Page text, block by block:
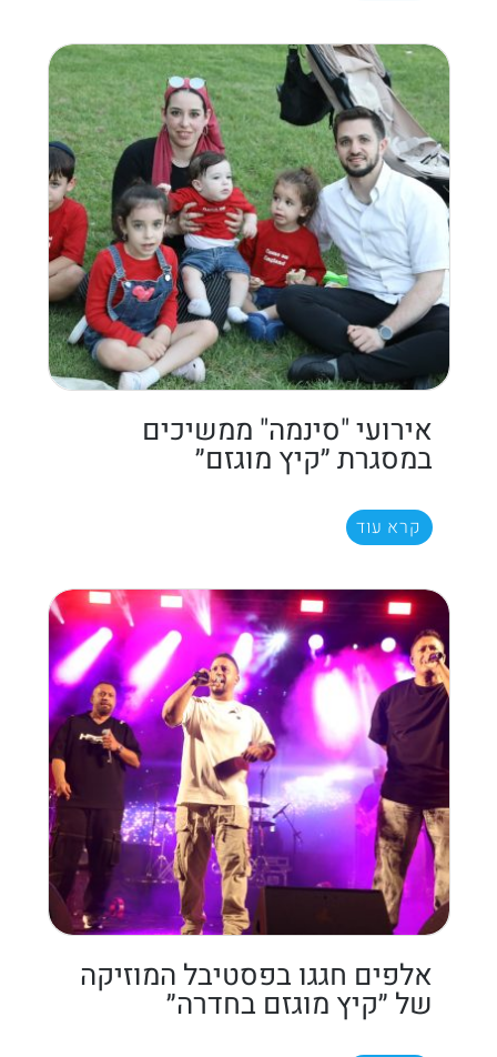
אירועי "סינמה" ממשיכים
במסגרת ״קיץ מוגזם״
קרא עוד
אלפים חגגו בפסטיבל המוזיקה
של ״קיץ מוגזם בחדרה״